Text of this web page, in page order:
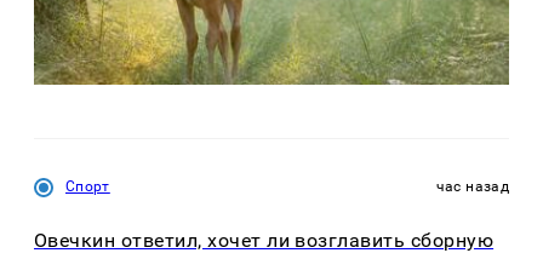
Спорт час назад
Овечкин ответил, хочет ли возглавить сборную